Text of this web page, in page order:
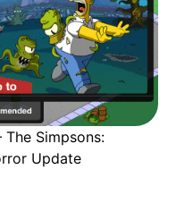
The Simpsons:
Update